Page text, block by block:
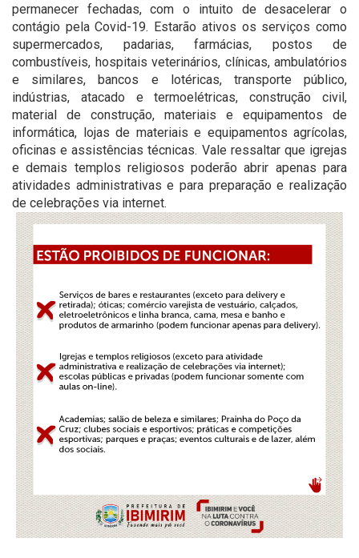
permanecer fechadas, com o intuito de desacelerar o
contágio pela Covid-19. Estarão ativos os serviços como
supermercados, padarias, farmácias, postos de
combustíveis, hospitais veterinários, clínicas, ambulatórios
e similares, bancos e lotéricas, transporte público,
indústrias, atacado e termoelétricas, construção civil,
material de construção, materiais e equipamentos de
informática, lojas de materiais e equipamentos agrícolas,
oficinas e assistências técnicas. Vale ressaltar que igrejas
e demais templos religiosos poderão abrir apenas para
atividades administrativas e para preparação e realização
de celebrações via internet.